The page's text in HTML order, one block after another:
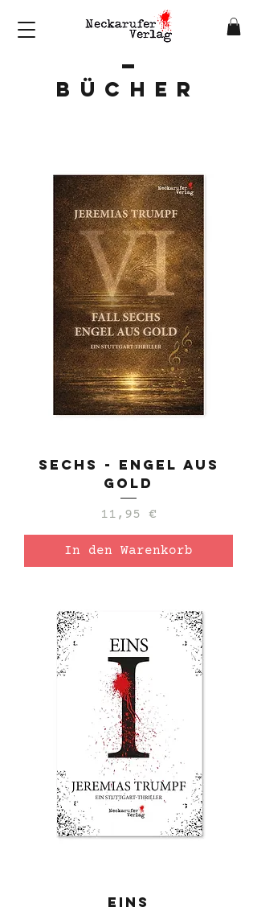
BÜCHER
Sechs - Engel aus
Gold
Preis
11,95 €
In den Warenkorb
Eins